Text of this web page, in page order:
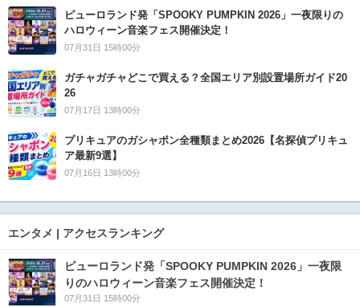
ピューロランド発「SPOOKY PUMPKIN 2026」一夜限りの
ハロウィーン音楽フェス開催決定！
07月31日 15時00分
ガチャガチャどこで買える？全国エリア別設置場所ガイド20
26
07月17日 13時00分
プリキュアのガシャポン全種類まとめ2026【名探偵プリキュ
ア最新9選】
07月16日 13時00分
エンタメ | アクセスランキング
ピューロランド発「SPOOKY PUMPKIN 2026」一夜限
りのハロウィーン音楽フェス開催決定！
07月31日 15時00分